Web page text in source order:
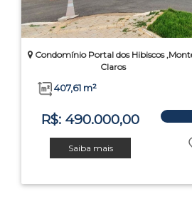
Condomínio Portal dos Hibiscos
Claros
407,61 m²
R$: 490.000,00
Saiba mais